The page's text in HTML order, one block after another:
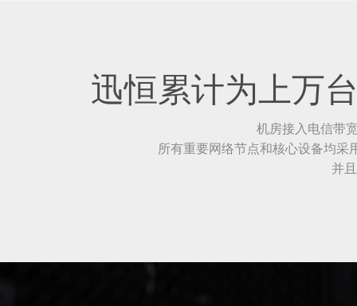
迅恒累计为上万
机房接入电信带
所有重要网络节点和核心设备均采
并